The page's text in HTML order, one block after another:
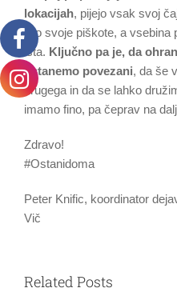
lokacijah, pijejo vsak svoj
jejo svoje piškote, a vsebina
ista. Ključno pa je, da
ostanemo povezani, da še
drugega in da se lahko
imamo fino, pa čeprav na
Zdravo!
#Ostanidoma
Peter Knific, koordinator
Vič
Related Posts